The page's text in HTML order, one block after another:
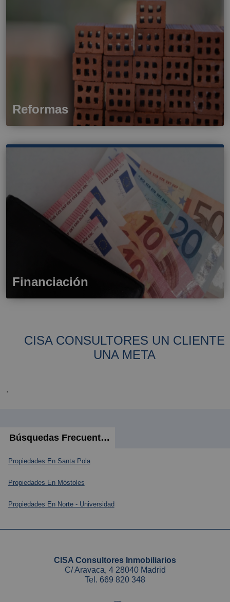
Reformas
Financiación
CISA CONSULTORES UN CLIENTE
UNA META
.
Búsquedas Frecuentes
Propiedades En Santa Pola
Propiedades En Móstoles
Propiedades En Norte - Universidad
CISA Consultores Inmobiliarios
C/ Aravaca, 4 28040 Madrid
Tel. 669 820 348